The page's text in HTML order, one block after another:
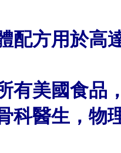
配方用於高
有美國食品
科醫生，物